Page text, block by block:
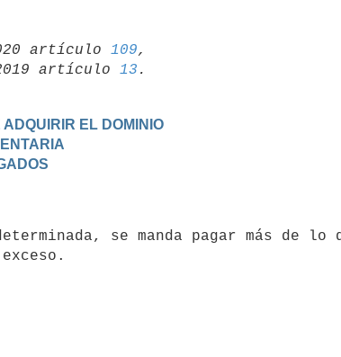
artículo 109,
2019 artículo
13
EL DOMINIO